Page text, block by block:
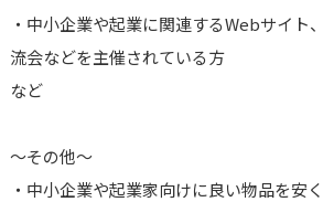
・中小企業や起業に関連するWebサイト
流会などを主催されている方
など
～その他～
・中小企業や起業家向けに良い物品を安